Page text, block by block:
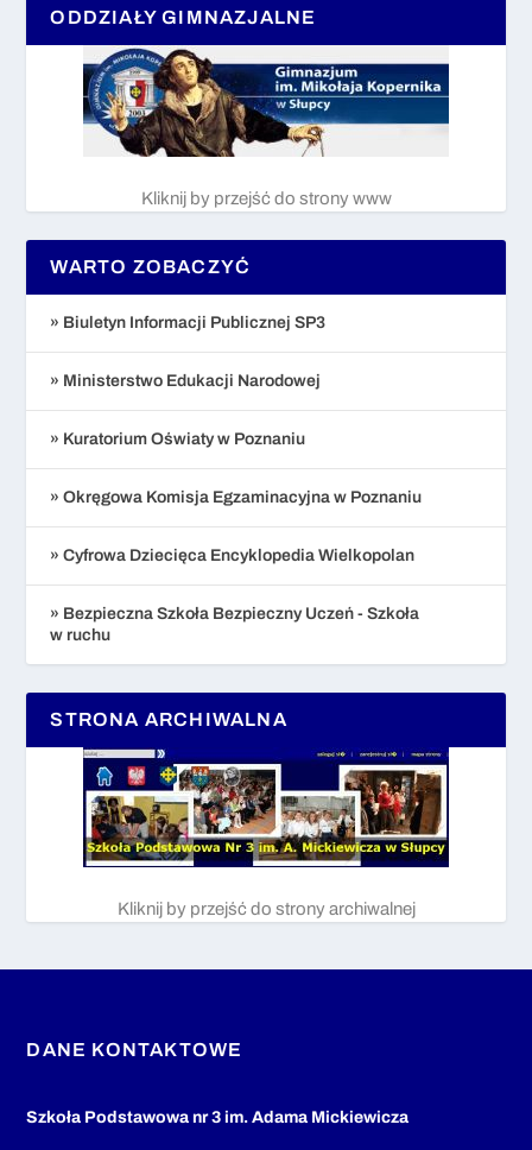
ODDZIAŁY GIMNAZJALNE
Kliknij by przejść do strony www
WARTO ZOBACZYĆ
» Biuletyn Informacji Publicznej SP3
» Ministerstwo Edukacji Narodowej
» Kuratorium Oświaty w Poznaniu
» Okręgowa Komisja Egzaminacyjna w Poznaniu
» Cyfrowa Dziecięca Encyklopedia Wielkopolan
» Bezpieczna Szkoła Bezpieczny Uczeń - Szkoła
w ruchu
STRONA ARCHIWALNA
Kliknij by przejść do strony archiwalnej
DANE KONTAKTOWE
Szkoła Podstawowa nr 3 im. Adama Mickiewicza